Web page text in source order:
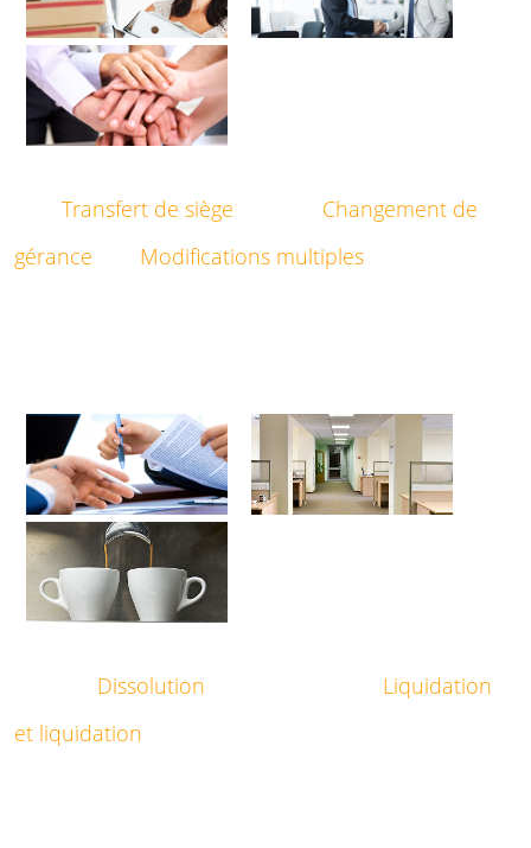
Transfert de siège
Changement de
gérance
Modifications multiples
Dissolution
Liquidation
et liquidation